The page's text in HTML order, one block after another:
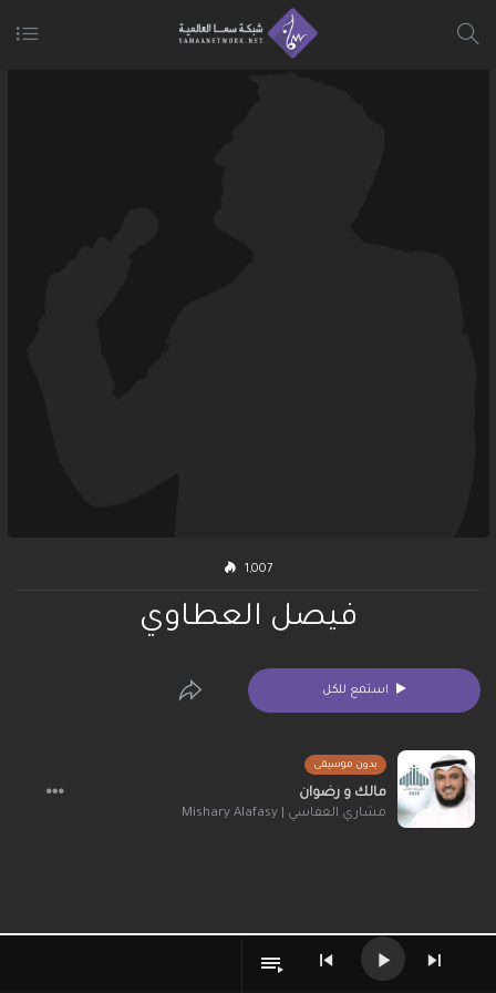
1,007
فيصل العطاوي
استمع للكل
بدون موسيقى
مالك و رضوان
مشاري العفاسي | Mishary Alafasy